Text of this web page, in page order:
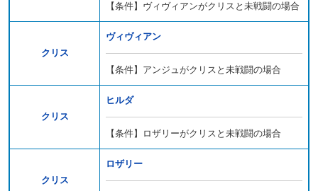
【条件】ヴィヴィアンがクリスと未戦闘の場合
クリス
ヴィヴィアン
【条件】アンジュがクリスと未戦闘の場合
クリス
ヒルダ
【条件】ロザリーがクリスと未戦闘の場合
クリス
ロザリー